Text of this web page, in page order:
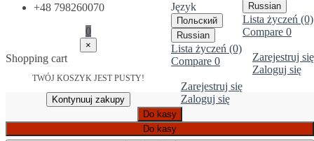
Russian
Lista życzeń (0)
Compare 0
Zarejestruj się
Zaloguj się
Język
Польский
Russian
Lista życzeń (0)
Compare 0
Zarejestruj się
Zaloguj się
+48 798260070
0
×
Shopping cart
TWÓJ KOSZYK JEST PUSTY!
Kontynuuj zakupy
Do kasy
Do kasy